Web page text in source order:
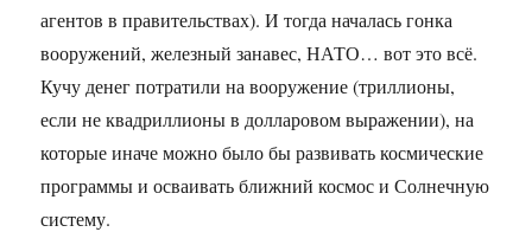
агентов в правительствах). И тогда началась гонка
вооружений, железный занавес, НАТО… вот это всё.
Кучу денег потратили на вооружение (триллионы,
если не квадриллионы в долларовом выражении), на
которые иначе можно было бы развивать космические
программы и осваивать ближний космос и Солнечную
систему.